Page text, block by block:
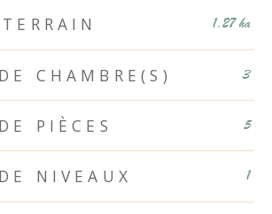
1,27 ha
CHAMBRE(S) 3
PIÈCES 5
NIVEAUX 1